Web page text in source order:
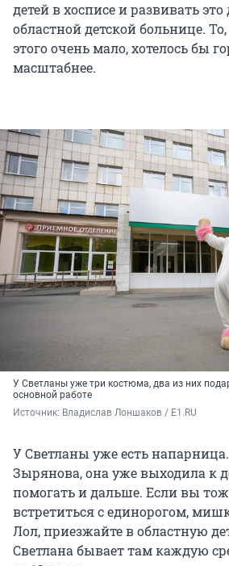
детей в хосписе и развивать это
областной детской больнице.
этого очень мало, хотелось бы
масштабнее.
У Светланы уже три костюма, два из них
основной работе
Источник: Владислав Лоншаков / E1.RU
У Светланы уже есть
Зырянова, она уже выходила к
помогать и дальше. Если вы
встретиться с единорогом,
Лол, приезжайте в областную
Светлана бывает там каждую